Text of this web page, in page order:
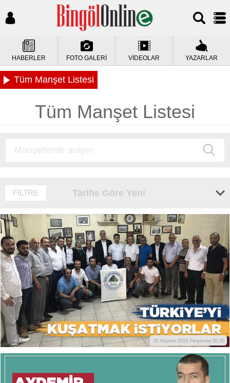
HABERLER FOTO GALERİ VİDEOLAR YAZARLAR
Tüm Manşet Listesi
Tüm Manşet Listesi
FİLTRE Tarihe Göre Yeni
20 Haziran 2019 Perşembe 20:30